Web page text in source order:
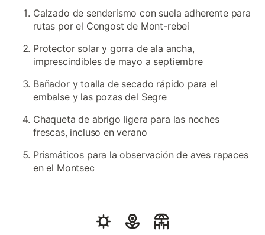
Calzado de senderismo con suela adherente para
rutas por el Congost de Mont-rebei
Protector solar y gorra de ala ancha,
imprescindibles de mayo a septiembre
Bañador y toalla de secado rápido para el
embalse y las pozas del Segre
Chaqueta de abrigo ligera para las noches
frescas, incluso en verano
Prismáticos para la observación de aves rapaces
en el Montsec